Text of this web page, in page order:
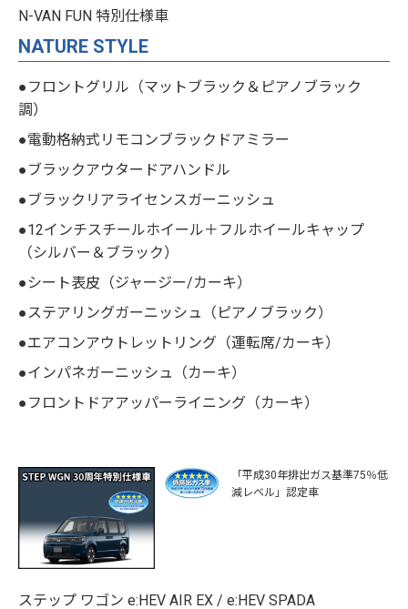
N-VAN FUN 特別仕様車
NATURE STYLE
●フロントグリル（マットブラック＆ピアノブラック
調）
●電動格納式リモコンブラックドアミラー
●ブラックアウタードアハンドル
●ブラックリアライセンスガーニッシュ
●12インチスチールホイール＋フルホイールキャップ
（シルバー＆ブラック）
●シート表皮（ジャージー/カーキ）
●ステアリングガーニッシュ（ピアノブラック）
●エアコンアウトレットリング（運転席/カーキ）
●インパネガーニッシュ（カーキ）
●フロントドアアッパーライニング（カーキ）
「平成30年排出ガス基準75％低
減レベル」認定車
ステップ ワゴン e:HEV AIR EX / e:HEV SPADA